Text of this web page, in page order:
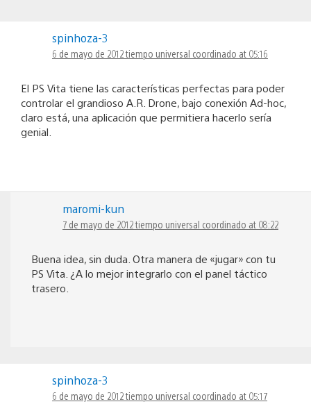
spinhoza-3
6 de mayo de 2012 tiempo universal coordinado at 05:16
El PS Vita tiene las características perfectas para poder
controlar el grandioso A.R. Drone, bajo conexión Ad-hoc,
claro está, una aplicación que permitiera hacerlo sería
genial.
maromi-kun
7 de mayo de 2012 tiempo universal coordinado at 08:22
Buena idea, sin duda. Otra manera de «jugar» con tu
PS Vita. ¿A lo mejor integrarlo con el panel táctico
trasero.
spinhoza-3
6 de mayo de 2012 tiempo universal coordinado at 05:17